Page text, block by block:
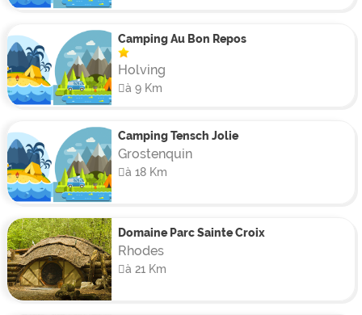
Camping Au Bon Repos
Holving
à 9 Km
Camping Tensch Jolie
Grostenquin
à 18 Km
Domaine Parc Sainte Croix
Rhodes
à 21 Km